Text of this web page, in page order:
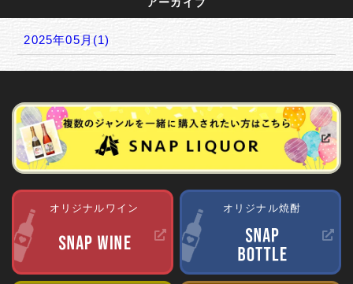
2025年05月(1)
オリジナルワイン オリジナル焼酎